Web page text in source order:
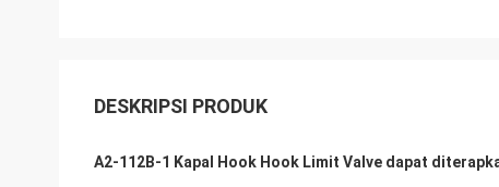
DESKRIPSI PRODUK
A2-112B-1 Kapal Hook Hook Limit Valve dapat